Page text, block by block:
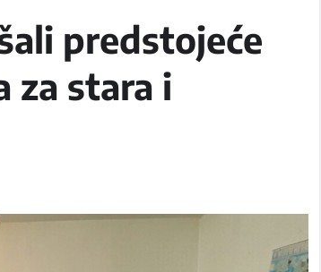
predstojeće
za stara i